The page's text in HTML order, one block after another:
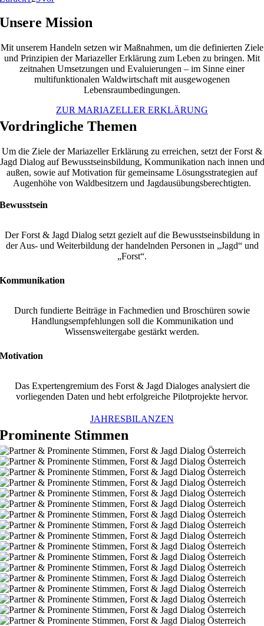
Unsere Mission
Mit unserem Handeln setzen wir Maßnahmen, um die definierten Ziele
und Prinzipien der Mariazeller Erklärung zum Leben zu bringen. Mit
zeitnahen Umsetzungen und Evaluierungen – im Sinne einer
multifunktionalen Waldwirtschaft mit ausgewogenen
Lebensraumbedingungen.
ZUR MARIAZELLER ERKLÄRUNG
Vordringliche Themen
Um die Ziele der Mariazeller Erklärung zu erreichen, setzt der Forst &
Jagd Dialog auf Bewusstseinsbildung, Kommunikation nach innen und
außen, sowie auf Motivation für gemeinsame Lösungsstrategien auf
Augenhöhe von Waldbesitzern und Jagdausübungsberechtigten.
Bewusstsein
Der Forst & Jagd Dialog setzt gezielt auf die Bewusstseinsbildung in
der Aus- und Weiterbildung der handelnden Personen in „Jagd“ und
„Forst“.
Kommunikation
Durch fundierte Beiträge in Fachmedien und Broschüren sowie
Handlungsempfehlungen soll die Kommunikation und
Wissensweitergabe gestärkt werden.
Motivation
Das Expertengremium des Forst & Jagd Dialoges analysiert die
vorliegenden Daten und hebt erfolgreiche Pilotprojekte hervor.
JAHRESBILANZEN
Prominente Stimmen